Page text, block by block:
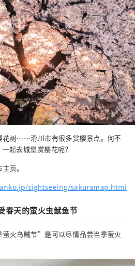
花树……滑川市有很多赏樱景点。何不
起去城堡赏樱花呢？
页。
sightseeing/sakuramap.html
春天的萤火虫鱿鱼节
火乌贼节”是可以尽情品尝当季萤火